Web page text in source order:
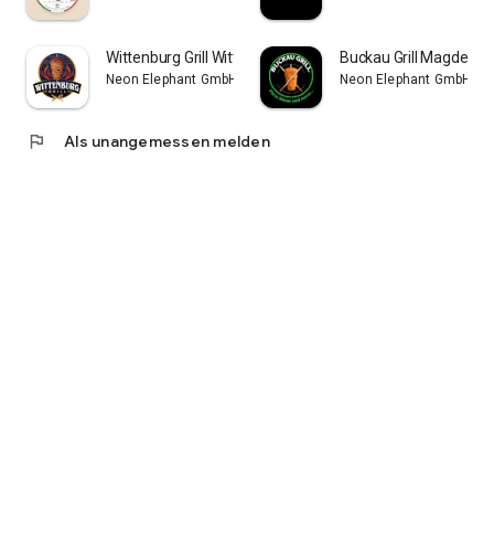
Wittenburg Grill Wittenburg
Neon Elephant GmbH
Buckau Grill
Neon Elephant GmbH
flag Als unangemessen melden